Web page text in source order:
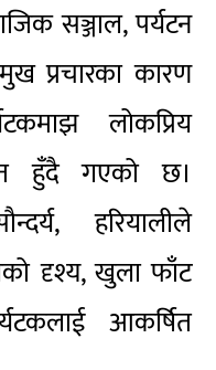
सञ्जाल, पर्यटन
प्रचारका कारण
लोकप्रिय
हुँदै गएको छ।
हरियालीले
दृश्य, खुला फाँट
आकर्षित